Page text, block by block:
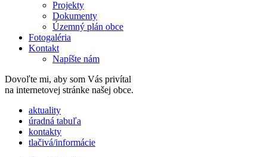
Projekty
Dokumenty
Územný plán obce
Fotogaléria
Kontakt
Napíšte nám
Dovoľte mi, aby som Vás privítal
na internetovej stránke našej obce.
​​aktuality
úradná tabuľa
kontakty
tlačivá/informácie